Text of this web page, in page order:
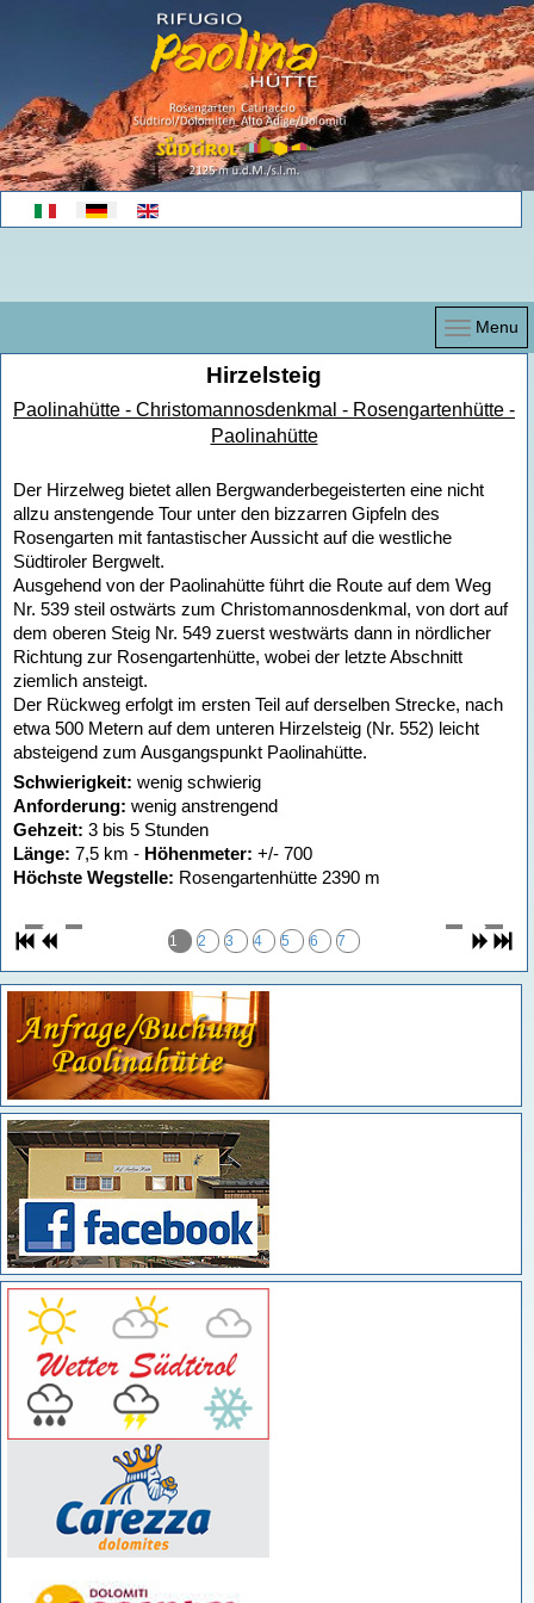
Sprache auswählen
Menu
Hirzelsteig
Paolinahütte - Christomannosdenkmal - Rosengartenhütte -
Paolinahütte
Der Hirzelweg bietet allen Bergwanderbegeisterten eine nicht
allzu anstengende Tour unter den bizzarren Gipfeln des
Rosengarten mit fantastischer Aussicht auf die westliche
Südtiroler Bergwelt.
Ausgehend von der Paolinahütte führt die Route auf dem Weg
Nr. 539 steil ostwärts zum Christomannosdenkmal, von dort auf
dem oberen Steig Nr. 549 zuerst westwärts dann in nördlicher
Richtung zur Rosengartenhütte, wobei der letzte Abschnitt
ziemlich ansteigt.
Der Rückweg erfolgt im ersten Teil auf derselben Strecke, nach
etwa 500 Metern auf dem unteren Hirzelsteig (Nr. 552) leicht
absteigend zum Ausgangspunkt Paolinahütte.
Schwierigkeit: wenig schwierig
Anforderung: wenig anstrengend
Gehzeit: 3 bis 5 Stunden
Länge: 7,5 km - Höhenmeter: +/- 700
Höchste Wegstelle: Rosengartenhütte 2390 m
1 2 3 4 5 6 7